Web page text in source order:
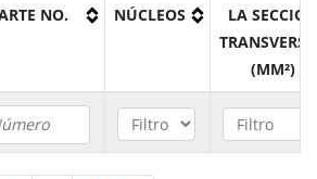
NO. NÚCLEOS
LA SECCIÓN
(MM²)